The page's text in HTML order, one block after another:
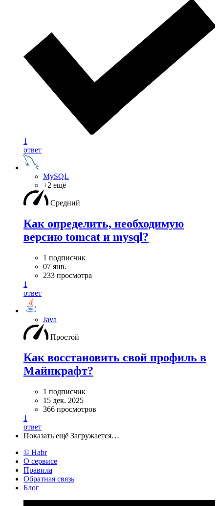
1
ответ
MySQL
+2 ещё
Средний
Как определить, необходимую
версию tomcat и mysql?
1 подписчик
07 янв.
233 просмотра
1
ответ
Java
Простой
Как восстановить свой профиль в
Майнкрафт?
1 подписчик
15 дек. 2025
366 просмотров
1
ответ
Показать ещё Загружается…
© Habr
О сервисе
Правила
Обратная связь
Блог